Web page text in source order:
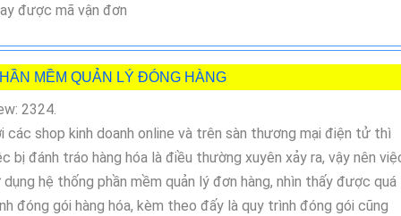
được mã vận đơn
MỀM QUẢN LÝ ĐÓNG HÀNG
2324.
các shop kinh doanh online và trên sàn thương mại điện tử thì
bị đánh tráo hàng hóa là điều thường xuyên xảy ra, vậy nên
dụng hệ thống phần mềm quản lý đơn hàng, nhìn thấy được quá
đóng gói hàng hóa, kèm theo đấy là quy trình đóng gói cũng